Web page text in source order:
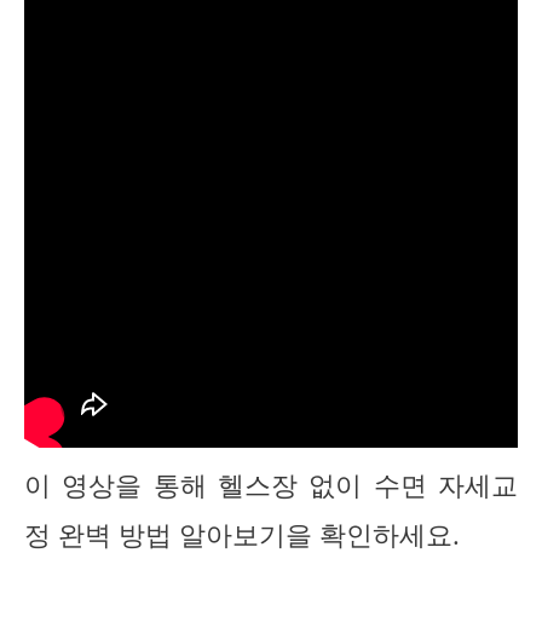
이 영상을 통해 헬스장 없이 수면 자세교
정 완벽 방법 알아보기을 확인하세요.